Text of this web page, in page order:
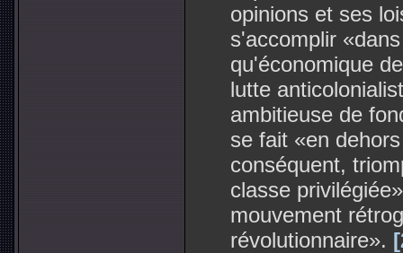
opinions et ses
s'accomplir
qu'économique
lutte
ambitieuse de
se fait «en
conséquent,
classe
mouvement
révolutionnaire».